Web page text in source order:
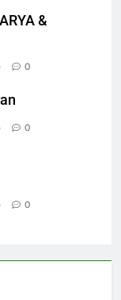
&
0
0
0